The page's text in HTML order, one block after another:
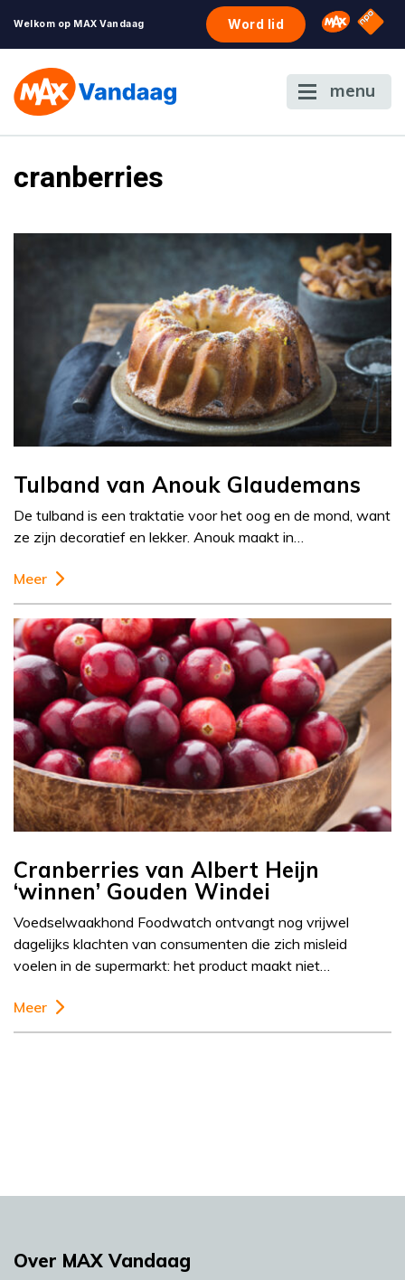
Welkom op MAX Vandaag Word lid Omroep
NPO
menu
cranberries
Tulband van Anouk Glaudemans
De tulband is een traktatie voor het oog en de mond, want
ze zijn decoratief en lekker. Anouk maakt in…
Meer
Cranberries van Albert Heijn
‘winnen’ Gouden Windei
Voedselwaakhond Foodwatch ontvangt nog vrijwel
dagelijks klachten van consumenten die zich misleid
voelen in de supermarkt: het product maakt niet…
Meer
Over MAX Vandaag